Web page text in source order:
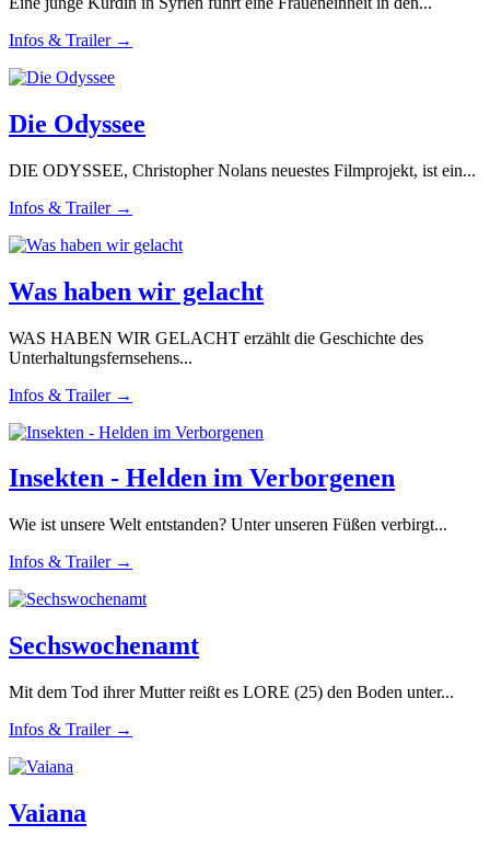
Infos & Trailer →
Die Odyssee
DIE ODYSSEE, Christopher Nolans neuestes Filmprojekt, ist ein...
Infos & Trailer →
Was haben wir gelacht
WAS HABEN WIR GELACHT erzählt die Geschichte des
Unterhaltungsfernsehens...
Infos & Trailer →
Insekten - Helden im Verborgenen
Wie ist unsere Welt entstanden? Unter unseren Füßen verbirgt...
Infos & Trailer →
Sechswochenamt
Mit dem Tod ihrer Mutter reißt es LORE (25) den Boden unter...
Infos & Trailer →
Vaiana